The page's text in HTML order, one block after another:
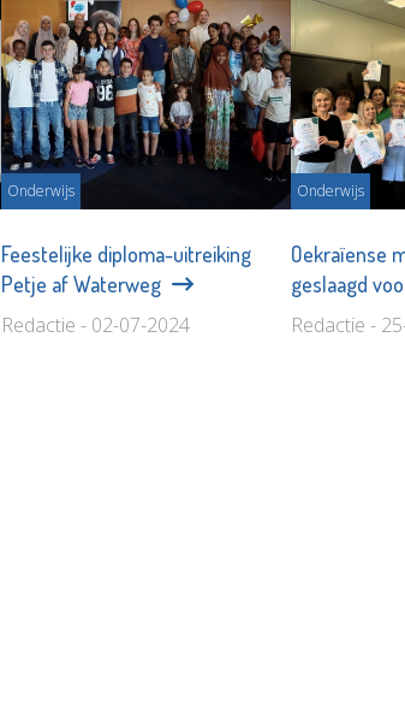
Onderwijs
Feestelijke diploma-uitreiking
Petje af Waterweg
Redactie - 02-07-2024
Onderwijs
Oekraïense
geslaagd
Redactie -